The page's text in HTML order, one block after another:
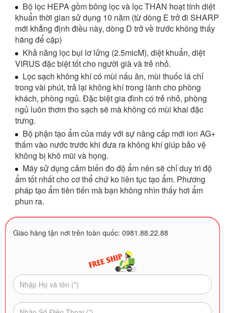
Bộ lọc HEPA gồm bông lọc và lọc THAN hoạt tính diệt
khuẩn thời gian sử dụng 10 năm (từ dòng E trở đi SHARP
mới khẳng định điều này, dòng D trở về trước không thấy
hãng để cập)
Khả năng lọc bụi lơ lửng (2.5micM), diệt khuẩn, diệt
VIRUS đặc biệt tốt cho người già và trẻ nhỏ.
Lọc sạch không khí có mùi nấu ăn, mùi thuốc lá chỉ
trong vài phút, trả lại không khí trong lành cho phòng
khách, phòng ngủ. Đặc biệt gia đình có trẻ nhỏ, phòng
ngủ luôn thơm tho sạch sẽ mà không có mùi khai đặc
trưng.
Bộ phận tạo ẩm của máy với sự nâng cấp mới ion AG+
thấm vào nước trước khi đưa ra không khí giúp bảo vệ
không bị khô mũi và họng.
Máy sử dụng cảm biến đo độ ẩm nên sẽ chỉ duy trì độ
ẩm tốt nhất cho cơ thể chứ ko liên tục tạo ẩm. Phương
pháp tạo ẩm tiên tiến mà bạn không nhìn thấy hơi ẩm
phun ra.
Giao hàng tận nơi trên toàn quốc: 0981.88.22.88